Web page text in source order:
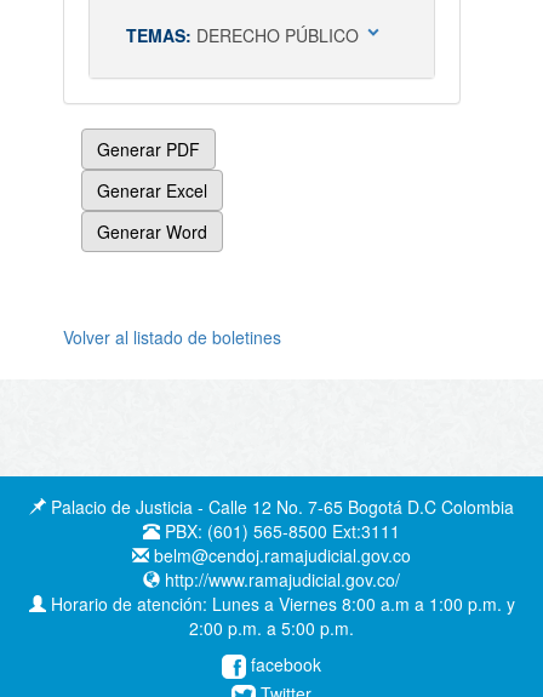
TEMAS: DERECHO PÚBLICO expand_more
Generar PDF
Generar Excel
Generar Word
Volver al listado de boletines
Palacio de Justicia - Calle 12 No. 7-65 Bogotá D.C Colombia
PBX: (601) 565-8500 Ext:3111
belm@cendoj.ramajudicial.gov.co
http://www.ramajudicial.gov.co/
Horario de atención: Lunes a Viernes 8:00 a.m a 1:00 p.m. y
2:00 p.m. a 5:00 p.m.
facebook